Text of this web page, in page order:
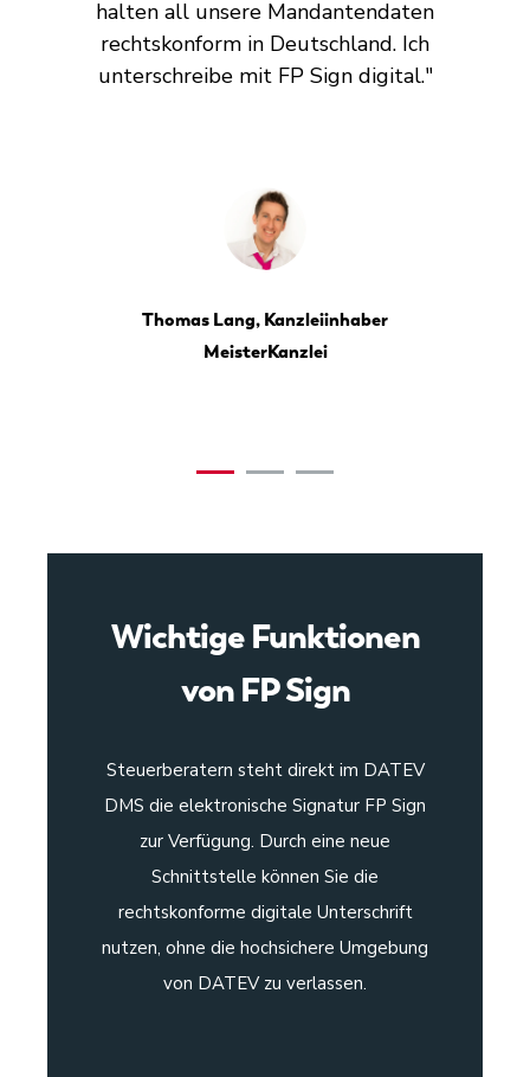
halten all unsere Mandantendaten
rechtskonform in Deutschland. Ich
unterschreibe mit FP Sign digital."
Thomas Lang, Kanzleiinhaber
MeisterKanzlei
Wichtige Funktionen
von FP Sign
Steuerberatern steht direkt im DATEV
DMS die elektronische Signatur FP Sign
zur Verfügung. Durch eine neue
Schnittstelle können Sie die
rechtskonforme digitale Unterschrift
nutzen, ohne die hochsichere Umgebung
von DATEV zu verlassen.